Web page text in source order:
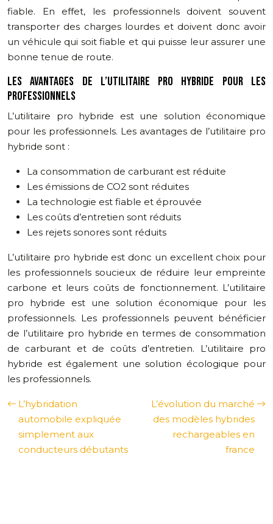
fiable. En effet, les professionnels doivent souvent
transporter des charges lourdes et doivent donc avoir
un véhicule qui soit fiable et qui puisse leur assurer une
bonne tenue de route.
LES AVANTAGES DE L’UTILITAIRE PRO HYBRIDE POUR LES
PROFESSIONNELS
L’utilitaire pro hybride est une solution économique
pour les professionnels. Les avantages de l’utilitaire pro
hybride sont :
La consommation de carburant est réduite
Les émissions de CO2 sont réduites
La technologie est fiable et éprouvée
Les coûts d’entretien sont réduits
Les rejets sonores sont réduits
L’utilitaire pro hybride est donc un excellent choix pour
les professionnels soucieux de réduire leur empreinte
carbone et leurs coûts de fonctionnement. L’utilitaire
pro hybride est une solution économique pour les
professionnels. Les professionnels peuvent bénéficier
de l’utilitaire pro hybride en termes de consommation
de carburant et de coûts d’entretien. L’utilitaire pro
hybride est également une solution écologique pour
les professionnels.
L’hybridation
automobile expliquée
simplement aux
conducteurs débutants
L’évolution du marché
des modèles hybrides
rechargeables en
france